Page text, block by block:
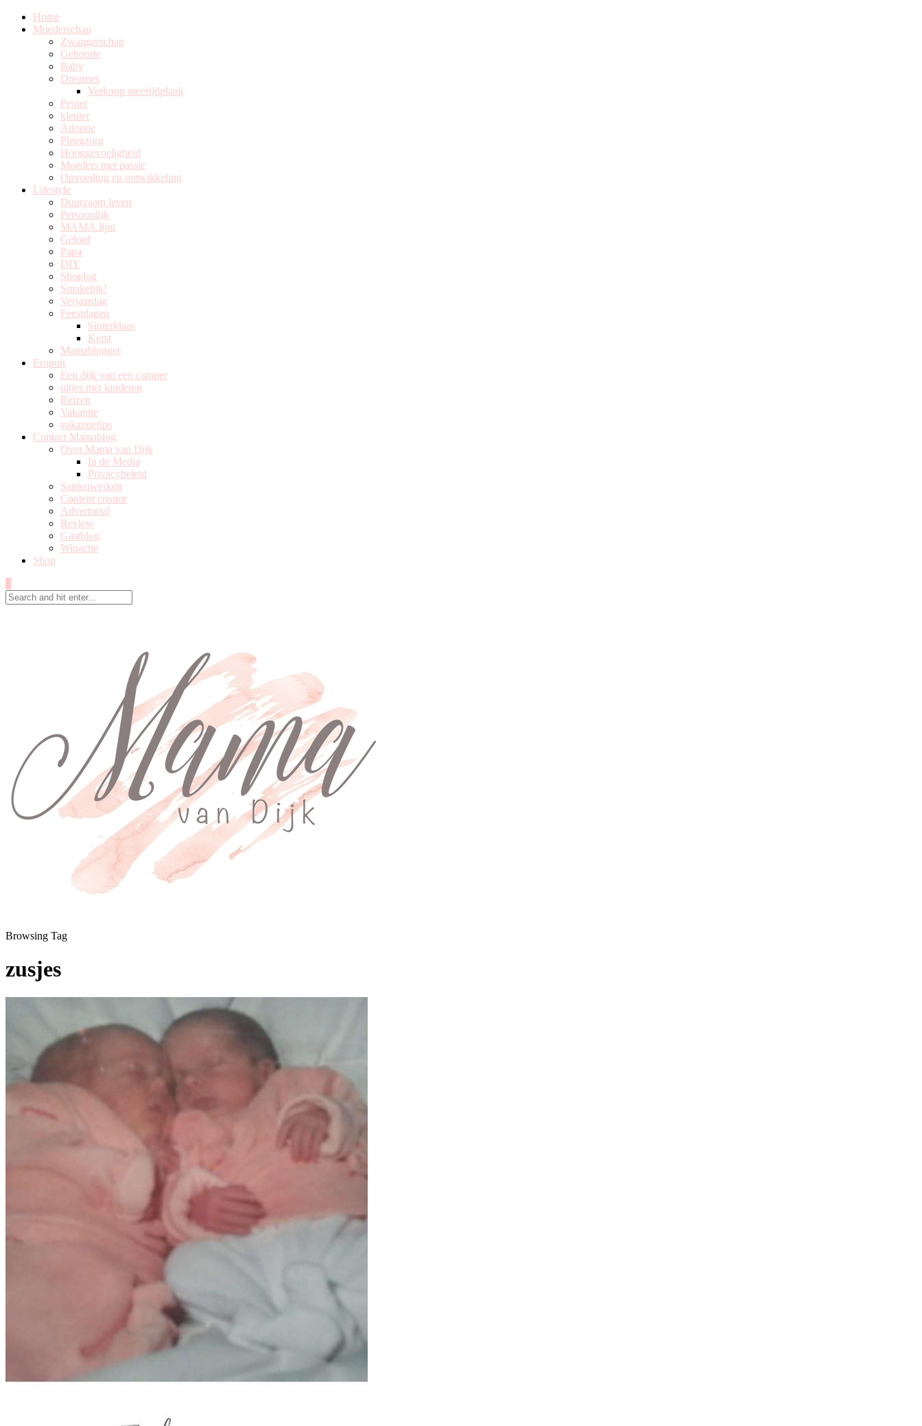
Home
Moederschap
Zwangerschap
Geboorte
Baby
Dreumes
Verkoop meerijdplank
Peuter
kleuter
Adoptie
Pleegzorg
Hooggevoeligheid
Moeders met passie
Opvoeding en ontwikkeling
Lifestyle
Duurzaam leven
Persoonlijk
MAMA.lijnt
Geloof
Papa
DIY
Shoplog
Smakelijk!
Verjaardag
Feestdagen
Sinterklaas
Kerst
Mamablogger
Eropuit
Een dijk van een camper
uitjes met kinderen
Reizen
Vakantie
vakantietips
Contact Mamablog
Over Mama van Dijk
In de Media
Privacybeleid
Samenwerken
Content creator
Advertorial
Review
Gastblog
Winactie
Shop
Browsing Tag
zusjes